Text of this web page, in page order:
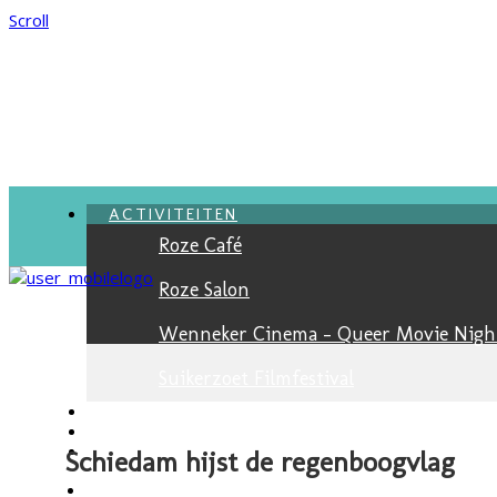
Scroll
ACTIVITEITEN
Roze Café
Roze Salon
Wenneker Cinema - Queer Movie
JONGEREN
Schiedam hijst de regenboogvlag